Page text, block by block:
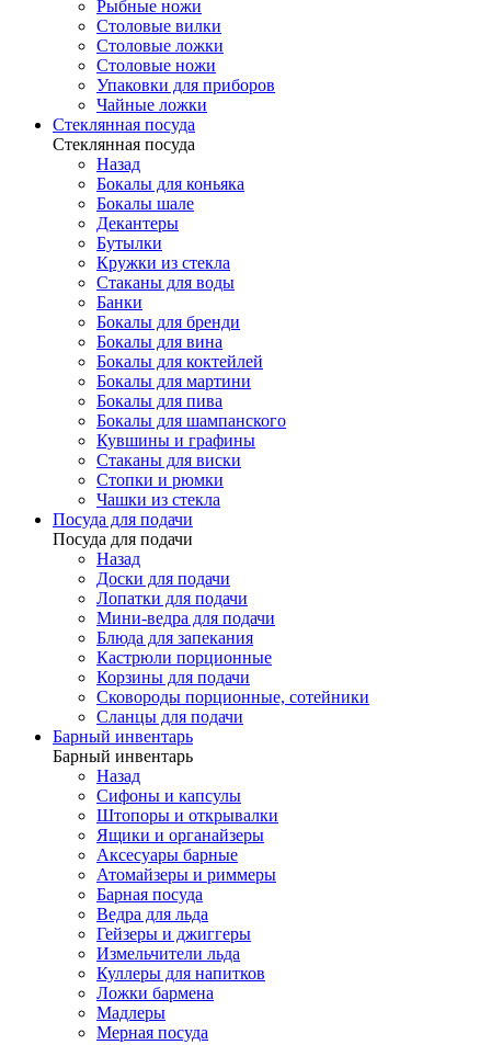
Рыбные ножи
Столовые вилки
Столовые ложки
Столовые ножи
Упаковки для приборов
Чайные ложки
Стеклянная посуда
Стеклянная посуда
Назад
Бокалы для коньяка
Бокалы шале
Декантеры
Бутылки
Кружки из стекла
Стаканы для воды
Банки
Бокалы для бренди
Бокалы для вина
Бокалы для коктейлей
Бокалы для мартини
Бокалы для пива
Бокалы для шампанского
Кувшины и графины
Стаканы для виски
Стопки и рюмки
Чашки из стекла
Посуда для подачи
Посуда для подачи
Назад
Доски для подачи
Лопатки для подачи
Мини-ведра для подачи
Блюда для запекания
Кастрюли порционные
Корзины для подачи
Сковороды порционные, сотейники
Сланцы для подачи
Барный инвентарь
Барный инвентарь
Назад
Сифоны и капсулы
Штопоры и открывалки
Ящики и органайзеры
Аксесуары барные
Атомайзеры и риммеры
Барная посуда
Ведра для льда
Гейзеры и джиггеры
Измельчители льда
Куллеры для напитков
Ложки бармена
Мадлеры
Мерная посуда